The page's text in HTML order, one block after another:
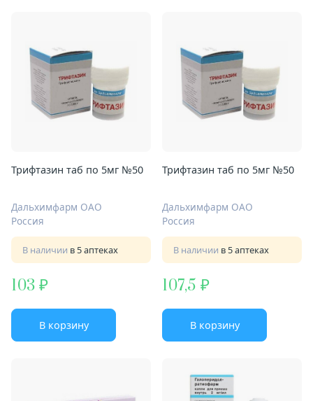
Трифтазин таб по 5мг №50
Дальхимфарм ОАО
Россия
В наличии в 5 аптеках
103
В корзину
Трифтазин таб по 5мг №50
Дальхимфарм ОАО
Россия
В наличии в 5 аптеках
107,5
В корзину